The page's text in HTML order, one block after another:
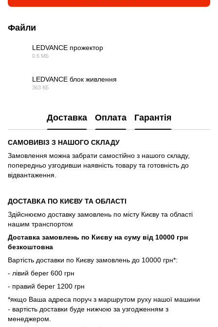
Файли
LEDVANCE прожектор
0.5 МБ
LEDVANCE блок живлення
363 КБ
Доставка Оплата Гарантія
САМОВИВІЗ З НАШОГО СКЛАДУ
Замовлення можна забрати самостійно з нашого складу,
попередньо узгодивши наявність товару та готовність до
відвантаження.
ДОСТАВКА ПО КИЄВУ ТА ОБЛАСТІ
Здійснюємо доставку замовлень по місту Києву та області
нашим транспортом
Доставка замовлень по Києву на суму від 10000 грн
безкоштовна
Вартість доставки по Києву замовлень до 10000 грн*:
- лівий берег 600 грн
- правий берег 1200 грн
*якщо Ваша адреса поруч з маршрутом руху нашої машини
- вартість доставки буде нижчою за узгодженням з
менеджером.